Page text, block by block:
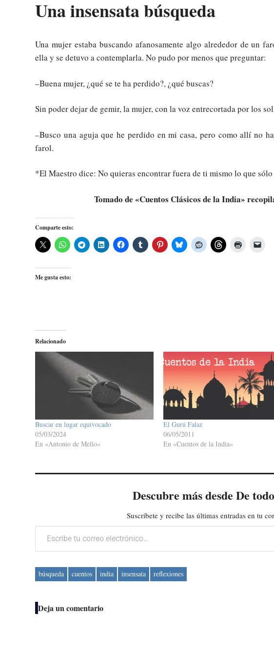
Una insensata búsqueda
Una mujer estaba buscando afanosamente algo alrededor de un
ella y se detuvo a contemplarla. No pudo por menos que preguntar:
–Buena mujer, ¿qué se te ha perdido?, ¿qué buscas?
Sin poder dejar de gemir, la mujer, con la voz entrecortada por los
–Busco una aguja que he perdido en mi casa, pero como allí no
farol.
*El Maestro dice: No quieras encontrar fuera de ti mismo lo que
Tomado de «Cuentos Clásicos de la India»
Comparte esto:
Me gusta esto:
Relacionado
Buscar en lugar equivocado
05/03/2024
En «Antonio de Mello»
El Gurú Falaz
06/05/2011
En «Cuentos de la India»
Descubre más desde De
Suscríbete y recibe las últimas entradas en tu
Escribe tu correo electrónico…
búsqueda cuentos india insensata reflexiones
Deja un comentario